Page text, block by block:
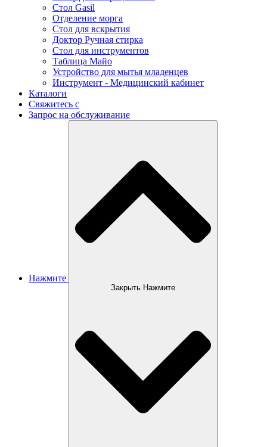
Стол Gasil
Отделение морга
Стол для вскрытия
Доктор Ручная стирка
Стол для инструментов
Таблица Майо
Устройство для мытья младенцев
Инструмент - Медицинский кабинет
Каталоги
Свяжитесь с
Запрос на обслуживание
Нажмите
Закрыть Нажмите